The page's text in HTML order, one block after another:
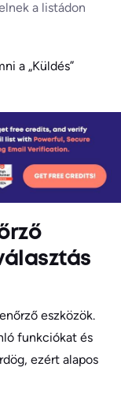
a listádon
a „Küldés”
eszközök.
funkciókat és
ezért alapos